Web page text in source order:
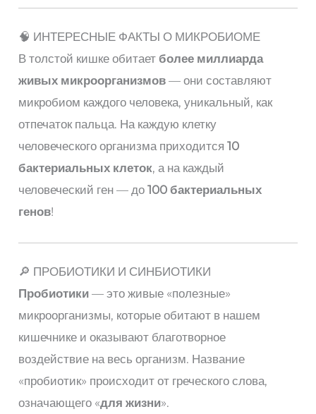
🧠 ИНТЕРЕСНЫЕ ФАКТЫ О МИКРОБИОМЕ
В толстой кишке обитаетболее миллиарда
живых микроорганизмов — они составляют
микробиом каждого человека, уникальный, как
отпечаток пальца. На каждую клетку
человеческого организма приходится10
бактериальных клеток, а на каждый
человеческий ген — до100 бактериальных
генов!
🔎 ПРОБИОТИКИ И СИНБИОТИКИ
Пробиотики — это живые «полезные»
микроорганизмы, которые обитают в нашем
кишечнике и оказывают благотворное
воздействие на весь организм. Название
«пробиотик» происходит от греческого слова,
означающего «для жизни».